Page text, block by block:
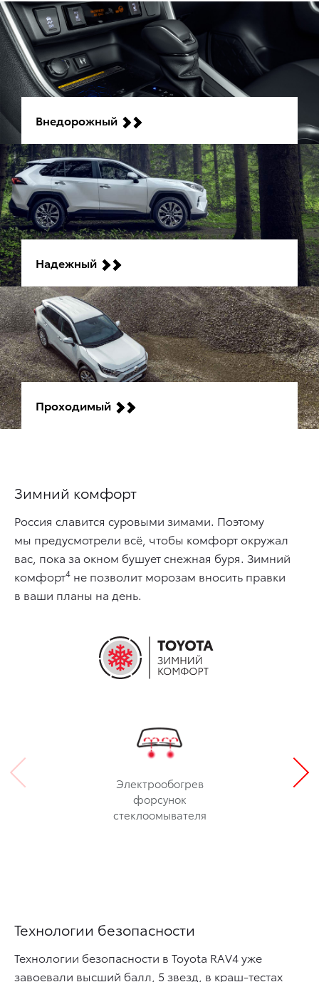
Внедорожный
Надежный
Проходимый
Зимний комфорт
Россия славится суровыми зимами. Поэтому
мы предусмотрели всё, чтобы комфорт окружал
вас, пока за окном бушует снежная буря. Зимний
комфорт4 не позволит морозам вносить правки
в ваши планы на день.
Электрообогрев
форсунок
стеклоомывателя
Технологии безопасности
Технологии безопасности в Toyota RAV4 уже
завоевали высший балл, 5 звезд, в краш-тестах